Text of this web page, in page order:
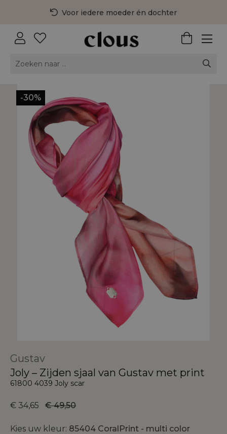
Voor iedere moeder én dochter
3 fysieke winkels in Nederland
-30%
Gustav
Joly – Zijden sjaal van Gustav met print
61800 4039 Joly scar
€ 49,50
€ 34,65
Kies uw kleur: 85404 CoralPrint - multi color